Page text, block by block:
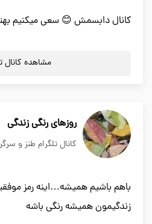
کانال دابسمش 😊 سعی میکنیم
مشاهده کانال
روزهای رنگی زندگی
کانال تلگرام طنز و
باهم باشیم همیشه…اینه رمز
زندگیمون همیشه رنگی باشه